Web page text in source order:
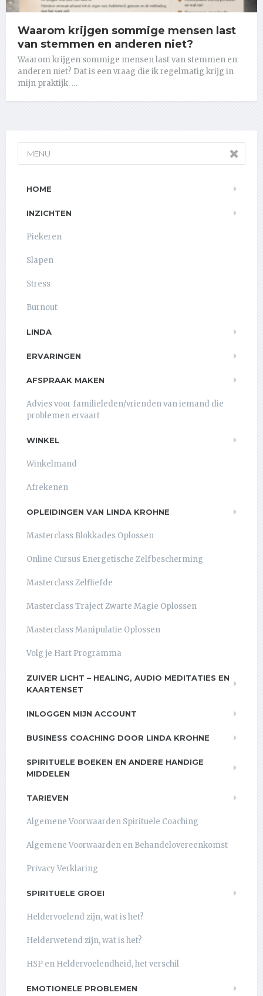
Waarom krijgen sommige mensen last
van stemmen en anderen niet?
Waarom krijgen sommige mensen last van stemmen en
anderen niet? Dat is een vraag die ik regelmatig krijg in
mijn praktijk. …
MENU
HOME
INZICHTEN
Piekeren
Slapen
Stress
Burnout
LINDA
ERVARINGEN
AFSPRAAK MAKEN
Advies voor familieleden/vrienden van iemand die
problemen ervaart
WINKEL
Winkelmand
Afrekenen
OPLEIDINGEN VAN LINDA KROHNE
Masterclass Blokkades Oplossen
Online Cursus Energetische Zelfbescherming
Masterclass Zelfliefde
Masterclass Traject Zwarte Magie Oplossen
Masterclass Manipulatie Oplossen
Volg je Hart Programma
ZUIVER LICHT – HEALING, AUDIO MEDITATIES EN
KAARTENSET
INLOGGEN MIJN ACCOUNT
BUSINESS COACHING DOOR LINDA KROHNE
SPIRITUELE BOEKEN EN ANDERE HANDIGE
MIDDELEN
TARIEVEN
Algemene Voorwaarden Spirituele Coaching
Algemene Voorwaarden en Behandelovereenkomst
Privacy Verklaring
SPIRITUELE GROEI
Heldervoelend zijn, wat is het?
Helderwetend zijn, wat is het?
HSP en Heldervoelendheid, het verschil
EMOTIONELE PROBLEMEN